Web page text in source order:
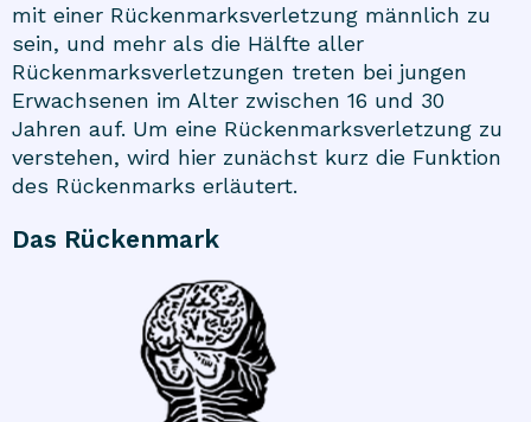
mit einer Rückenmarksverletzung männlich zu
sein, und mehr als die Hälfte aller
Rückenmarksverletzungen treten bei jungen
Erwachsenen im Alter zwischen 16 und 30
Jahren auf. Um eine Rückenmarksverletzung zu
verstehen, wird hier zunächst kurz die Funktion
des Rückenmarks erläutert.
Das Rückenmark